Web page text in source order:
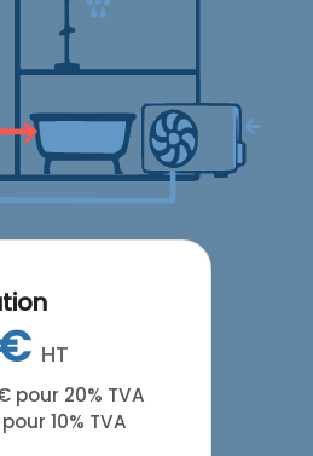
HT
pour 20% TVA
10% TVA